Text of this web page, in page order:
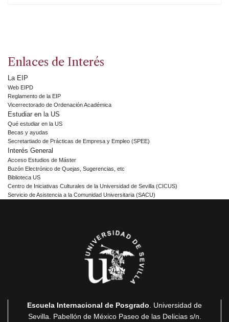
Enlaces de Interés
La EIP
Web EIPD
Reglamento de la EIP
Vicerrectorado de Ordenación Académica
Estudiar en la US
Qué estudiar en la US
Becas y ayudas
Secretartiado de Prácticas de Empresa y Empleo (SPEE)
Interés General
Acceso Estudios de Máster
Buzón Electrónico de Quejas, Sugerencias, etc
Biblioteca US
Centro de Iniciativas Culturales de la Universidad de Sevilla (CICUS)
Servicio de Asistencia a la Comunidad Universitaria (SACU)
Escuela Internacional de Posgrado . Universidad de
Sevilla. Pabellón de México Paseo de las Delicias s/n.